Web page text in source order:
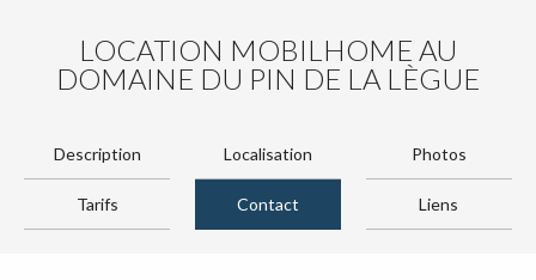
LOCATION MOBILHOME AU
DOMAINE DU PIN DE LA LÈGUE
Description Localisation Photos
Tarifs Contact Liens